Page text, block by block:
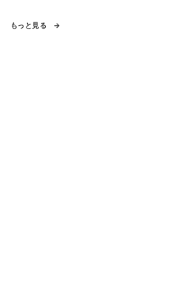
もっと見る